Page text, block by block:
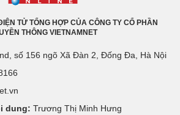
TỬ TỔNG HỢP CỦA CÔNG TY CỔ PHẦN
THÔNG VIETNAMNET
số 156 ngõ Xã Đàn 2, Đống Đa, Hà Nội
dung: Trương Thị Minh Hưng